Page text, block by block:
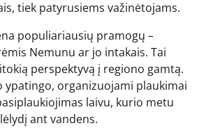
tiek patyrusiems važinėtojams.
populiariausių pramogų –
Nemunu ar jo intakais. Tai
perspektyvą į regiono gamtą.
ypatingo, organizuojami plaukimai
laivu, kurio metu
ant vandens.